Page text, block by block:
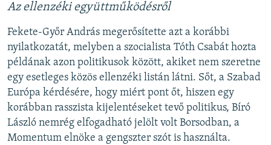
Az ellenzéki együttműködésről
Fekete-Győr András megerősítette azt a korábbi
nyilatkozatát, melyben a szocialista Tóth Csabát hozta
példának azon politikusok között, akiket nem szeretne
egy esetleges közös ellenzéki listán látni. Sőt, a Szabad
Európa kérdésére, hogy miért pont őt, hiszen egy
korábban rasszista kijelentéseket tevő politikus, Bíró
László nemrég elfogadható jelölt volt Borsodban, a
Momentum elnöke a gengszter szót is használta.